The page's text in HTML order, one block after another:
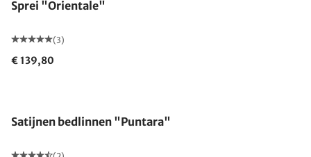
Sprei "Orientale"
(3)
€ 139,80
Satijnen bedlinnen "Puntara"